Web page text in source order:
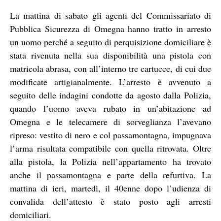
La mattina di sabato gli agenti del Commissariato di
Pubblica Sicurezza di Omegna hanno tratto in arresto
un uomo perché a seguito di perquisizione domiciliare è
stata rivenuta nella sua disponibilità una pistola con
matricola abrasa, con all’interno tre cartucce, di cui due
modificate artigianalmente. L’arresto è avvenuto a
seguito delle indagini condotte da agosto dalla Polizia,
quando l’uomo aveva rubato in un’abitazione ad
Omegna e le telecamere di sorveglianza l’avevano
ripreso: vestito di nero e col passamontagna, impugnava
l’arma risultata compatibile con quella ritrovata. Oltre
alla pistola, la Polizia nell’appartamento ha trovato
anche il passamontagna e parte della refurtiva. La
mattina di ieri, martedì, il 40enne dopo l’udienza di
convalida dell’attesto è stato posto agli arresti
domiciliari.